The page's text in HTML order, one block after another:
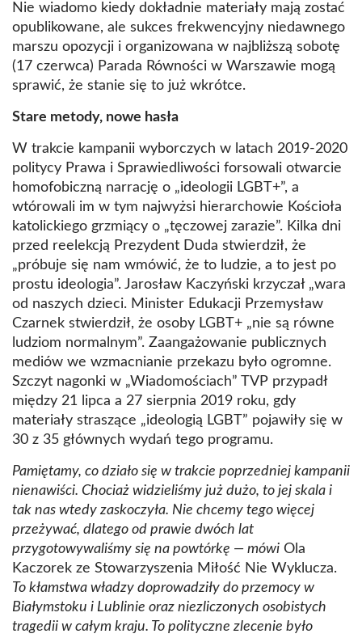
Nie wiadomo kiedy dokładnie materiały mają zostać
opublikowane, ale sukces frekwencyjny niedawnego
marszu opozycji i organizowana w najbliższą sobotę
(17 czerwca) Parada Równości w Warszawie mogą
sprawić, że stanie się to już wkrótce.
Stare metody, nowe hasła
W trakcie kampanii wyborczych w latach 2019-2020
politycy Prawa i Sprawiedliwości forsowali otwarcie
homofobiczną narrację o „ideologii LGBT+”, a
wtórowali im w tym najwyżsi hierarchowie Kościoła
katolickiego grzmiący o „tęczowej zarazie”. Kilka dni
przed reelekcją Prezydent Duda stwierdził, że
„próbuje się nam wmówić, że to ludzie, a to jest po
prostu ideologia”. Jarosław Kaczyński krzyczał „wara
od naszych dzieci. Minister Edukacji Przemysław
Czarnek stwierdził, że osoby LGBT+ „nie są równe
ludziom normalnym”. Zaangażowanie publicznych
mediów we wzmacnianie przekazu było ogromne.
Szczyt nagonki w „Wiadomościach” TVP przypadł
między 21 lipca a 27 sierpnia 2019 roku, gdy
materiały straszące „ideologią LGBT” pojawiły się w
30 z 35 głównych wydań tego programu.
Pamiętamy, co działo się w trakcie poprzedniej kampanii
nienawiści. Chociaż widzieliśmy już dużo, to jej skala i
tak nas wtedy zaskoczyła. Nie chcemy tego więcej
przeżywać, dlatego od prawie dwóch lat
przygotowywaliśmy się na powtórkę — mówi Ola
Kaczorek ze Stowarzyszenia Miłość Nie Wyklucza.
To kłamstwa władzy doprowadziły do przemocy w
Białymstoku i Lublinie oraz niezliczonych osobistych
tragedii w całym kraju. To polityczne zlecenie było